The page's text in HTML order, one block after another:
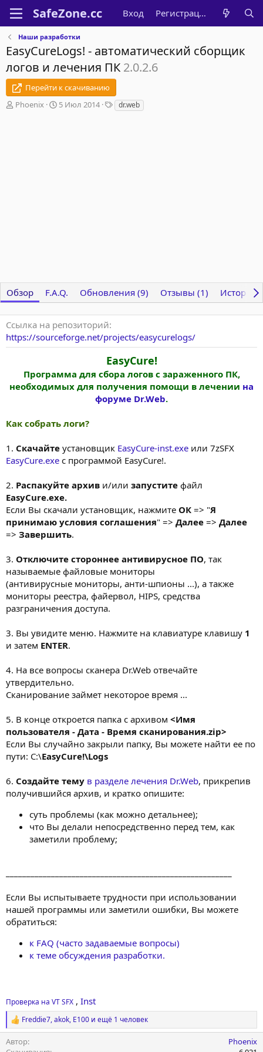
Вход Регистрация
Наши разработки
EasyCureLogs! - автоматический сборщик
логов и лечения ПК 2.0.2.6
Перейти к скачиванию
А
Phoenix
Д
5 Июл 2014
Т dr.web
Обзор F.A.Q. Обновления (9) Отзывы (1) История
Ссылка на репозиторий
https://sourceforge.net/projects/easycurelogs/
EasyCure!
Программа для сбора логов с зараженного ПК,
необходимых для получения помощи в лечении на
форуме Dr.Web.
Как собрать логи?
1. Скачайте установщик EasyCure-inst.exe или 7zSFX
EasyCure.exe с программой EasyCure!.
2. Распакуйте архив и/или запустите файл
EasyCure.exe.
Если Вы скачали установщик, нажмите ОК => "Я
принимаю условия соглашения" => Далее => Далее
=> Завершить.
3. Отключите стороннее антивирусное ПО, так
называемые файловые мониторы
(антивирусные мониторы, анти-шпионы ...), а также
мониторы реестра, файервол, HIPS, средства
разграничения доступа.
3. Вы увидите меню. Нажмите на клавиатуре клавишу 1
и затем ENTER.
4. На все вопросы сканера Dr.Web отвечайте
утвердительно.
Сканирование займет некоторое время ...
5. В конце откроется папка с архивом <Имя
пользователя - Дата - Время сканирования.zip>
Если Вы случайно закрыли папку, Вы можете найти ее по
пути: C:\EasyCure!\Logs
6. Создайте тему в разделе лечения Dr.Web, прикрепив
получившийся архив, и кратко опишите:
суть проблемы (как можно детальнее);
что Вы делали непосредственно перед тем, как
заметили проблему;
Если Вы испытываете трудности при использовании
нашей программы или заметили ошибки, Вы можете
обратиться:
к FAQ (часто задаваемые вопросы)
к теме обсуждения разработки.
Проверка на VT SFX , Inst
Р
е
а
Freddie7,akok, E100 и ещё 1 человек
Автор
Phoenix